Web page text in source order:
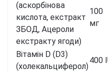
(аскорбінова
кислота, екстракт
ЗБОД, Ацероли
екстракту ягоди)
100
мг
Вітамін D (D3)
(холекальциферол)
400